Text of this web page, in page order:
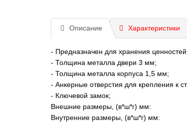
Описание Характеристики
- Предназначен для хранения
- Толщина металла двери 3 мм;
- Толщина металла корпуса 1,5 мм;
- Анкерные отверстия для крепления к
- Ключевой замок;
Внешние размеры, (в*ш*г) мм:
Внутренние размеры, (в*ш*г) мм: